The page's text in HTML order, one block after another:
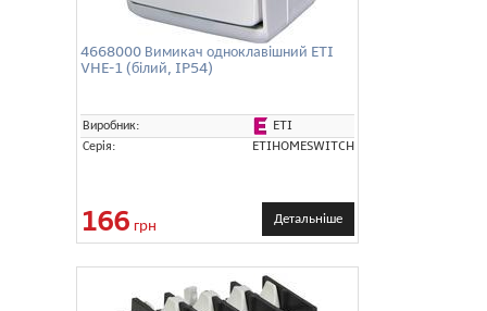
4668000 Вимикач одноклавішний ETI
VHE-1 (білий, IP54)
Виробник:
ETI
Серія:
ETIHOMESWITCH
166 грн Детальніше